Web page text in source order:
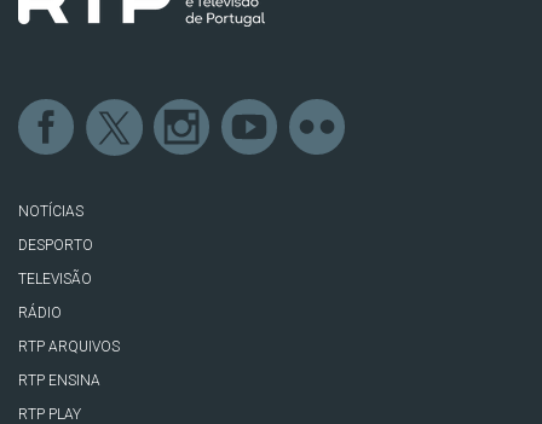
NOTÍCIAS
DESPORTO
TELEVISÃO
RÁDIO
RTP ARQUIVOS
RTP ENSINA
RTP PLAY